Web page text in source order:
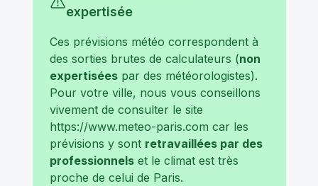
expertisée
Ces prévisions météo correspondent à
des sorties brutes de calculateurs (non
expertiséespar des météorologistes).
Pour votre ville, nous vous conseillons
vivement de consulter le site
https://www.meteo-paris.com car les
prévisions y sont retravaillées par des
professionnelset le climat est très
proche de celui de Paris.